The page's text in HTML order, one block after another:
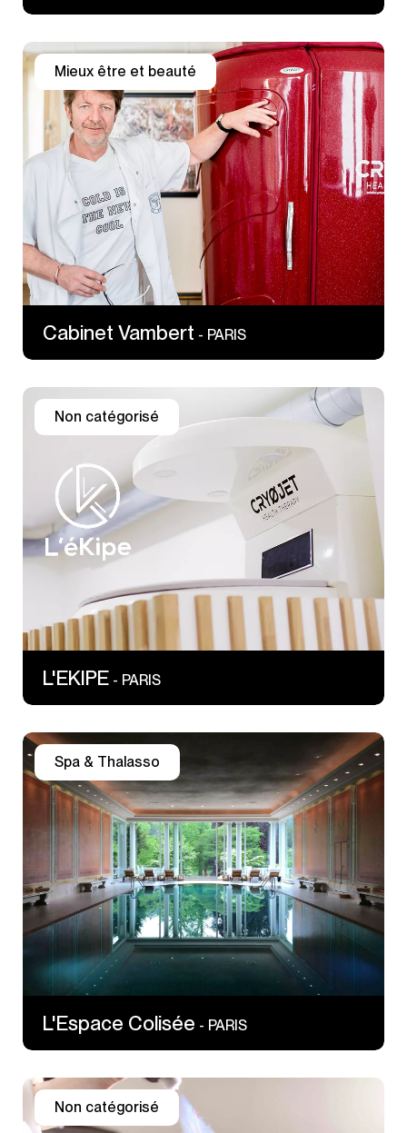
Mieux être et beauté
Cabinet Vambert - PARIS
1 Pl Wagram
75017 PARIS
Non catégorisé
L'EKIPE - PARIS
155 rue Saint Jacques
75005 PARIS
Spa & Thalasso
L'Espace Colisée - PARIS
37 Bis rue du Colisée
75008 PARIS
Non catégorisé